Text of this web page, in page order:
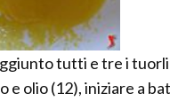
tutti e tre i
e olio (12), iniziare a